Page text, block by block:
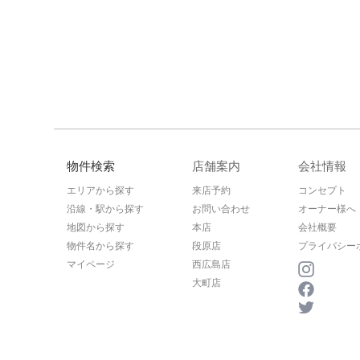
物件検索
エリアから探す
沿線・駅から探す
地図から探す
物件名から探す
マイページ
店舗案内
来店予約
お問い合わせ
本店
段原店
西広島店
大町店
会社情報
コンセプト
オーナー様へ
会社概要
プライバシー